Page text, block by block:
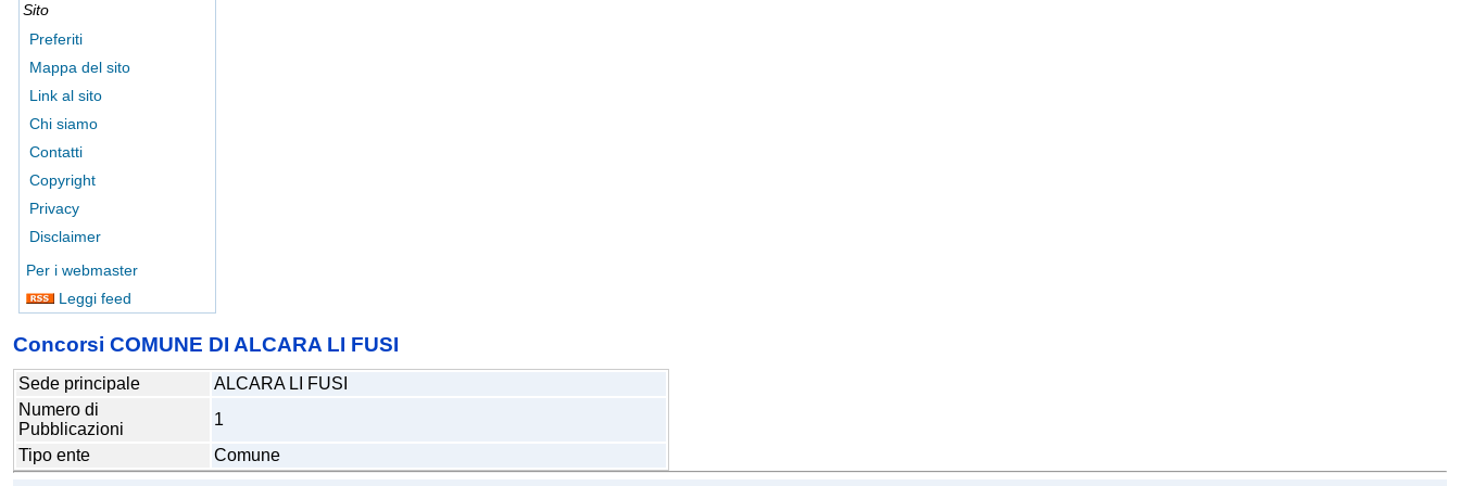
Sito
Preferiti
Mappa del sito
Link al sito
Chi siamo
Contatti
Copyright
Privacy
Disclaimer
Per i webmaster
Leggi feed
Concorsi COMUNE DI ALCARA LI FUSI
Sede principale
ALCARA LI FUSI
Numero di
Pubblicazioni
1
Tipo ente
Comune